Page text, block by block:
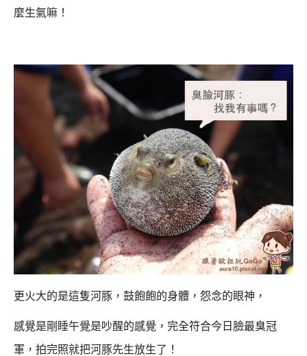
麼生氣嘛！
更火大的是這隻河豚，鼓飽飽的身體，怨念的眼神，
感覺是剛睡午覺是吵醒的感覺，完全符合今日臉最臭冠
軍， 拍完照就把河豚先生放生了！